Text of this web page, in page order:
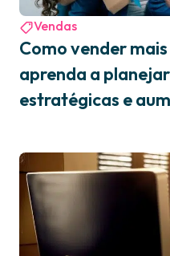
Vendas
Como vender
aprenda a
estratégicas e